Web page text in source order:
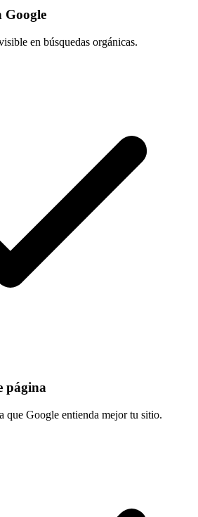
Google
en búsquedas orgánicas.
página
que Google entienda mejor tu sitio.